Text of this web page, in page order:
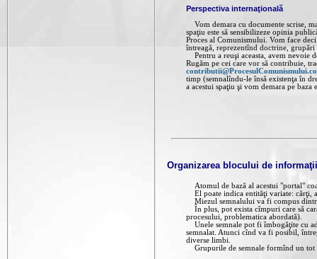
Perspectiva internaţională
Vom demara cu documente scrise,
spaţiu este să sensibilizeze opinia
Proces al Comunismului. Vom face
întreagă, reprezentînd doctrine,
Pentru a reuşi aceasta, avem nevoie
Rugăm pe cei care vor să contribuie,
timp (semnalîndu-le însă existenţa în
a acestui spaţiu şi vom demara pe baza
Organizarea blocului de informaţii
Atomul de bază al acestui "portal"
El poate indica entităţi variate: cărţi,
Miezul semnalului va fi compus
În plus, pot exista cîmpuri care să
procesului, problematica abordată).
Unele semnale pot fi îmbogăţite cu
semnalat. Atunci cînd va fi posibil,
diverse limbi.
Grupurile de semnale formînd un